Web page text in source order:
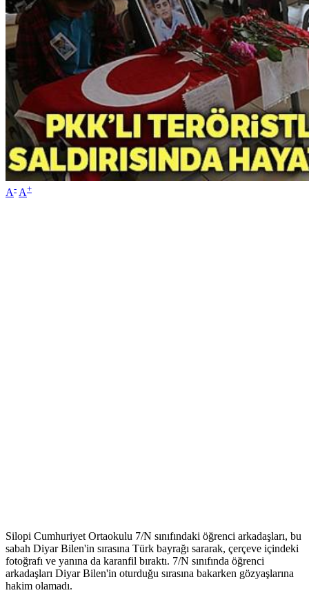
A- A+
Silopi Cumhuriyet Ortaokulu 7/N sınıfındaki öğrenci arkadaşları, bu
sabah Diyar Bilen'in sırasına Türk bayrağı sararak, çerçeve içindeki
fotoğrafı ve yanına da karanfil bıraktı. 7/N sınıfında öğrenci
arkadaşları Diyar Bilen'in oturduğu sırasına bakarken gözyaşlarına
hakim olamadı.